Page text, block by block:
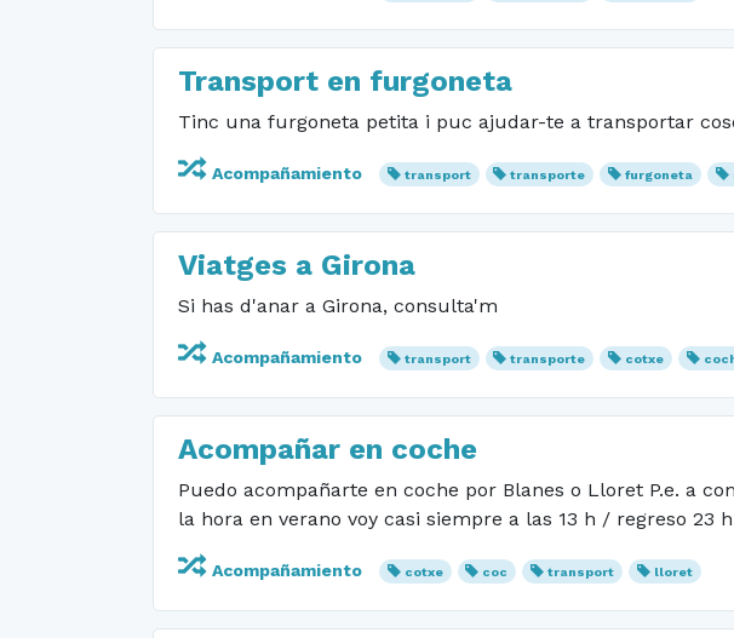
Transport en furgoneta
Tinc una furgoneta petita i puc ajudar-te a transportar
Acompañamiento transport transporte furgoneta
Viatges a Girona
Si has d'anar a Girona, consulta'm
Acompañamiento transport transporte cotxe
Acompañar en coche
Puedo acompañarte en coche por Blanes o Lloret P.e. a
la hora en verano voy casi siempre a las 13 h / regreso 23 h
Acompañamiento cotxe coc transport lloret